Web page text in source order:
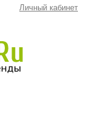
Личный кабинет